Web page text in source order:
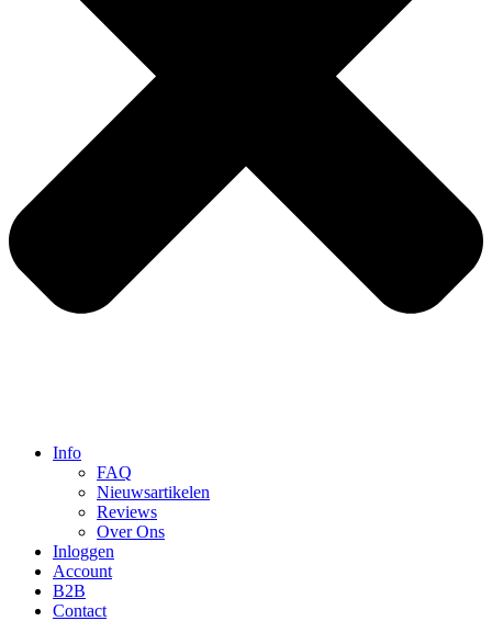
Info
FAQ
Nieuwsartikelen
Reviews
Over Ons
Inloggen
Account
B2B
Contact